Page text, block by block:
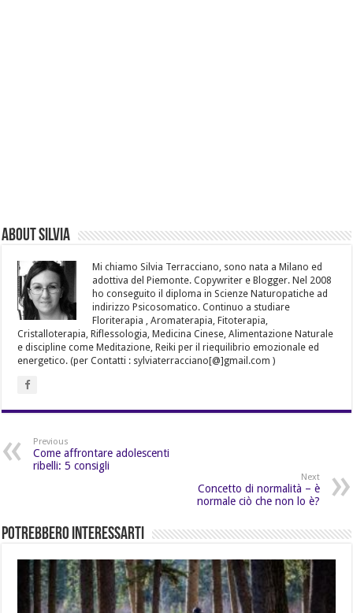
About Silvia
Mi chiamo Silvia Terracciano, sono nata a Milano ed
adottiva del Piemonte. Copywriter e Blogger. Nel 2008
ho conseguito il diploma in Scienze Naturopatiche ad
indirizzo Psicosomatico. Continuo a studiare
Floriterapia , Aromaterapia, Fitoterapia,
Cristalloterapia, Riflessologia, Medicina Cinese, Alimentazione Naturale
e discipline come Meditazione, Reiki per il riequilibrio emozionale ed
energetico. (per Contatti : sylviaterracciano[@]gmail.com )
Previous
Come affrontare adolescenti
ribelli: 5 consigli
Next
Concetto di normalità – è
normale ciò che non lo è?
Potrebbero Interessarti